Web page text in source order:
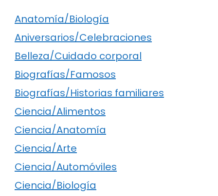
Anatomía/Biología
Aniversarios/Celebraciones
Belleza/Cuidado corporal
Biografías/Famosos
Biografías/Historias familiares
Ciencia/Alimentos
Ciencia/Anatomía
Ciencia/Arte
Ciencia/Automóviles
Ciencia/Biología